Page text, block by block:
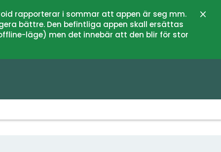
rapporterar i sommar att appen är seg mm.
bättre. Den befintliga appen skall ersättas
läge) men det innebär att den blir för stor